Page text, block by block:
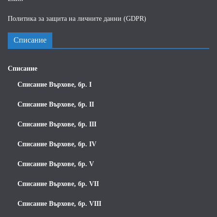
Политика за защита на личните данни (GDPR)
Списание
Списание
Списание Върхове, бр. I
Списание Върхове, бр. II
Списание Върхове, бр. III
Списание Върхове, бр. IV
Списание Върхове, бр. V
Списание Върхове, бр. VII
Списание Върхове, бр. VIII